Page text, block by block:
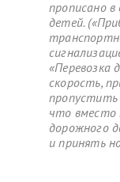
прописано
детей.
«Перевозка
скорость,
что вместо
дорожного
и принять